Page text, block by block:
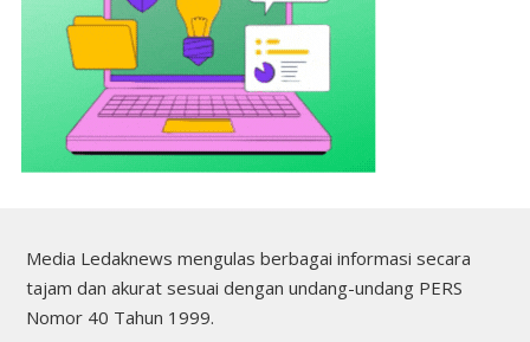
Media Ledaknews mengulas berbagai informasi secara
tajam dan akurat sesuai dengan undang-undang PERS
Nomor 40 Tahun 1999.